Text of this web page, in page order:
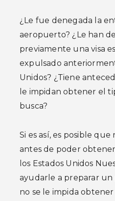
¿Le fue denegada la
aeropuerto? ¿Le han
previamente una visa
expulsado
Unidos? ¿Tiene
le impidan obtener el
busca?
Si es así, es posible
antes de poder
los Estados Unidos
ayudarle a preparar
no se le impida